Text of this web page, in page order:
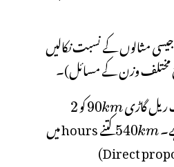
جیسی مثالوں کے نسبت نکالیں
کو
کتنے hours میں